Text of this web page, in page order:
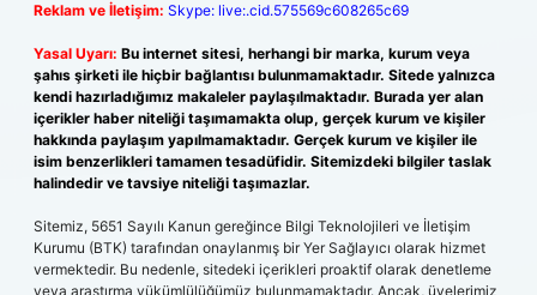
Reklam ve İletişim: Skype: live:.cid.575569c608265c69
Yasal Uyarı: Bu internet sitesi, herhangi bir marka, kurum veya
şahıs şirketi ile hiçbir bağlantısı bulunmamaktadır. Sitede yalnızca
kendi hazırladığımız makaleler paylaşılmaktadır. Burada yer alan
içerikler haber niteliği taşımamakta olup, gerçek kurum ve kişiler
hakkında paylaşım yapılmamaktadır. Gerçek kurum ve kişiler ile
isim benzerlikleri tamamen tesadüfidir. Sitemizdeki bilgiler taslak
halindedir ve tavsiye niteliği taşımazlar.
Sitemiz, 5651 Sayılı Kanun gereğince Bilgi Teknolojileri ve İletişim
Kurumu (BTK) tarafından onaylanmış bir Yer Sağlayıcı olarak hizmet
vermektedir. Bu nedenle, sitedeki içerikleri proaktif olarak denetleme
veya araştırma yükümlülüğümüz bulunmamaktadır. Ancak, üyelerimiz